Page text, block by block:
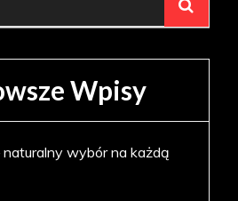
Wpisy
naturalny wybór na każdą